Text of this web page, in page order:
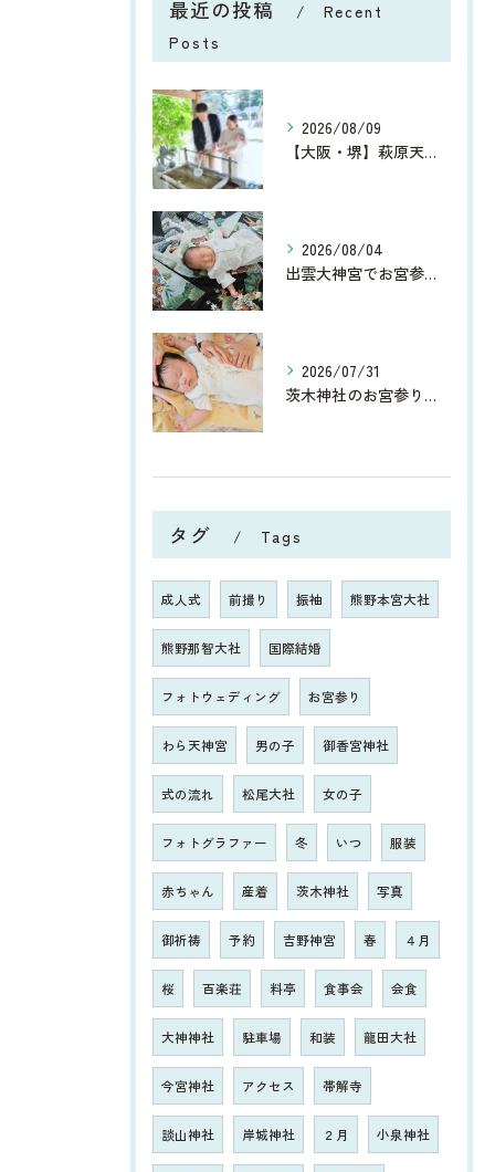
最近の投稿
Recent
Posts
2026/08/09
【大阪・堺】萩原天神でお宮参り｜9月の家族写真
2026/08/04
出雲大神宮でお宮参り｜9月がおすすめ！美しい緑に囲まれた家族写真
2026/07/31
茨木神社のお宮参り撮影レポート｜夏のお宮参り
タグ Tags
成人式 前撮り 振袖 熊野本宮大社
熊野那智大社 国際結婚
フォトウェディング お宮参り
わら天神宮 男の子 御香宮神社
式の流れ 松尾大社 女の子
フォトグラファー 冬 いつ 服装
赤ちゃん 産着 茨木神社 写真
御祈祷 予約 吉野神宮 春 ４月
桜 百楽荘 料亭 食事会 会食
大神神社 駐車場 和装 龍田大社
今宮神社 アクセス 帯解寺
談山神社 岸城神社 ２月 小泉神社